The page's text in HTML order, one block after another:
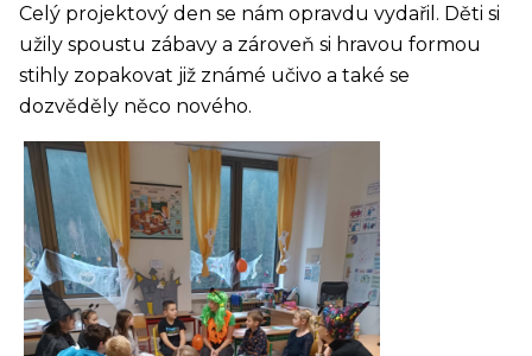
Celý projektový den se nám opravdu vydařil. Děti si
užily spoustu zábavy a zároveň si hravou formou
stihly zopakovat již známé učivo a také se
dozvěděly něco nového.